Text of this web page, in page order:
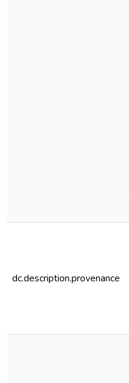
dc.description.provenance